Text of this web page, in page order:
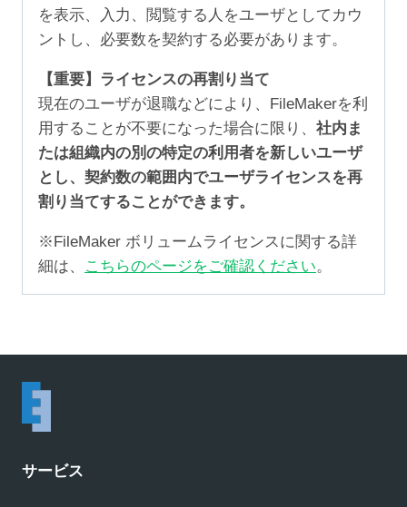
を表示、入力、閲覧する人をユーザとしてカウ
ントし、必要数を契約する必要があります。
【重要】ライセンスの再割り当て
現在のユーザが退職などにより、FileMakerを利
用することが不要になった場合に限り、 社内ま
たは組織内の別の特定の利用者を新しいユーザ
とし、契約数の範囲内でユーザライセンスを再
割り当てすることができます。
※FileMaker ボリュームライセンスに関する詳
細は、
こちらのページをご確認ください。
サービス